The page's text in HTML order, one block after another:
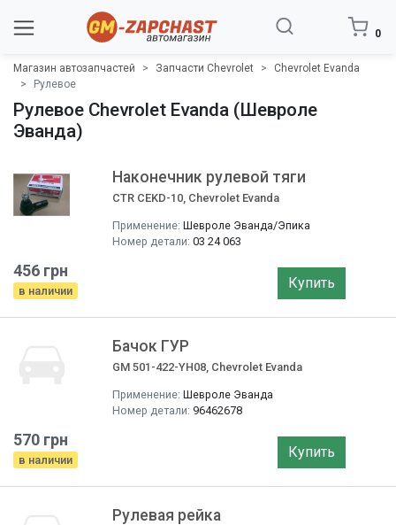
0
Магазин автозапчастей Запчасти Chevrolet
Chevrolet Evanda
Рулевое
Рулевое Chevrolet Evanda (Шевроле
Эванда)
Наконечник рулевой тяги
CTR CEKD-10, Chevrolet Evanda
Применение: Шевроле Эванда/Эпика
Номер детали: 03 24 063
456 грн
в наличии Купить
Бачок ГУР
GM 501-422-YH08, Chevrolet Evanda
Применение: Шевроле Эванда
Номер детали: 96462678
570 грн
в наличии Купить
Рулевая рейка